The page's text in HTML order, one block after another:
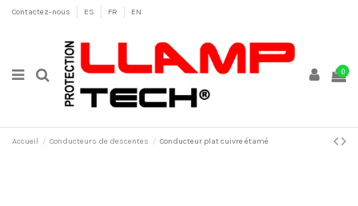
Contactez-nous ES FR EN
0
Accueil Conducteurs de descentes Conducteur plat cuivre étamé